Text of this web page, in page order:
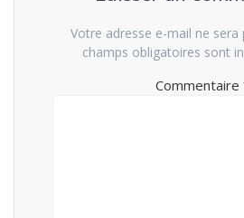
Votre adresse e-mail ne sera
champs obligatoires sont
Commentaire